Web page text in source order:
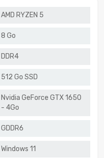
AMD RYZEN 5
8 Go
DDR4
512 Go SSD
Nvidia GeForce GTX 1650
- 4Go
GDDR6
Windows 11